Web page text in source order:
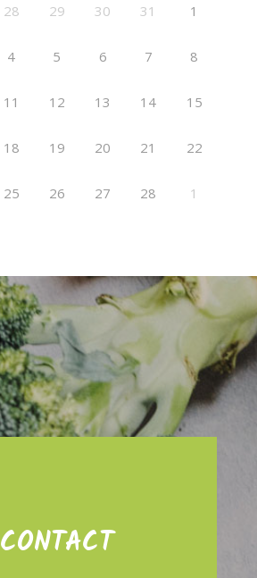
28 29 30 31 1
4 5 6 7 8
11 12 13 14 15
18 19 20 21 22
25 26 27 28 1
CONTACT